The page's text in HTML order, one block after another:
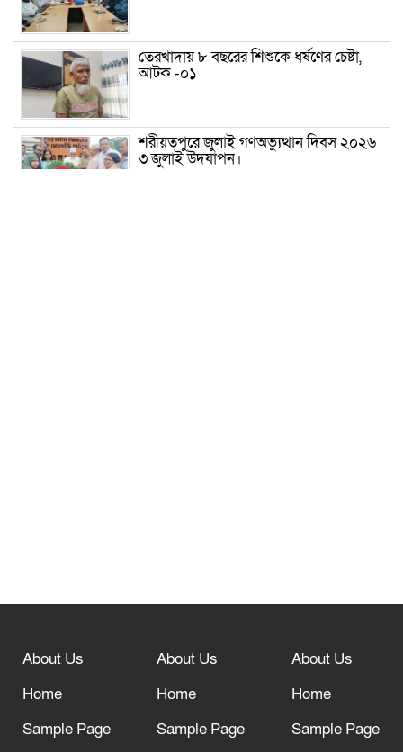
তেরখাদায় ৮ বছরের শিশুকে ধর্ষণের চেষ্টা,
আটক -০১
শরীয়তপুরে জুলাই গণঅভ্যুত্থান দিবস ২০২৬
৩ জুলাই উদযাপন।
বিশ্ব ফুটবলের সর্বোচ্চ নিয়ন্ত্রক সংস্থার সাথে
দরজা খোলা রেখেছেন
About Us
Home
Sample Page
About Us
Home
Sample Page
About Us
Home
Sample Page